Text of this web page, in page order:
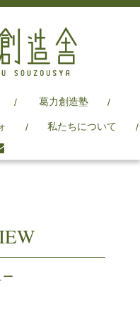
葛力創造塾
私たちについて
ー